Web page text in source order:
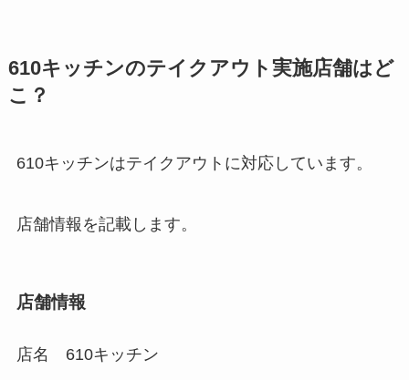
610キッチンのテイクアウト実施店舗はど
こ？
610キッチンはテイクアウトに対応しています。
店舗情報を記載します。
店舗情報
店名 610キッチン